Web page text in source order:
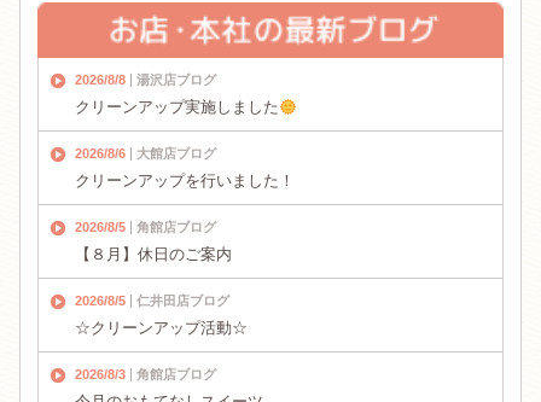
2026/8/8 湯沢店ブログ
クリーンアップ実施しました
2026/8/6 大館店ブログ
クリーンアップを行いました！
2026/8/5 角館店ブログ
【８月】休日のご案内
2026/8/5 仁井田店ブログ
☆クリーンアップ活動☆
2026/8/3 角館店ブログ